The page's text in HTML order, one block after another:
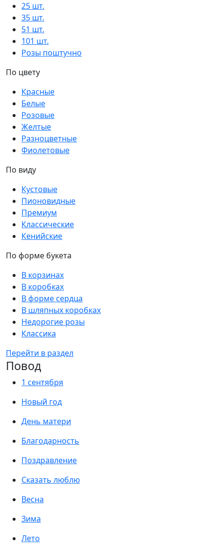
25 шт.
35 шт.
51 шт.
101 шт.
Розы поштучно
По цвету
Красные
Белые
Розовые
Желтые
Разноцветные
Фиолетовые
По виду
Кустовые
Пионовидные
Премиум
Классические
Кенийские
По форме букета
В корзинах
В коробках
В форме сердца
В шляпных коробках
Недорогие розы
Классика
Перейти в раздел
Повод
1 сентября
Новый год
День матери
Благодарность
Поздравление
Сказать люблю
Весна
Зима
Лето